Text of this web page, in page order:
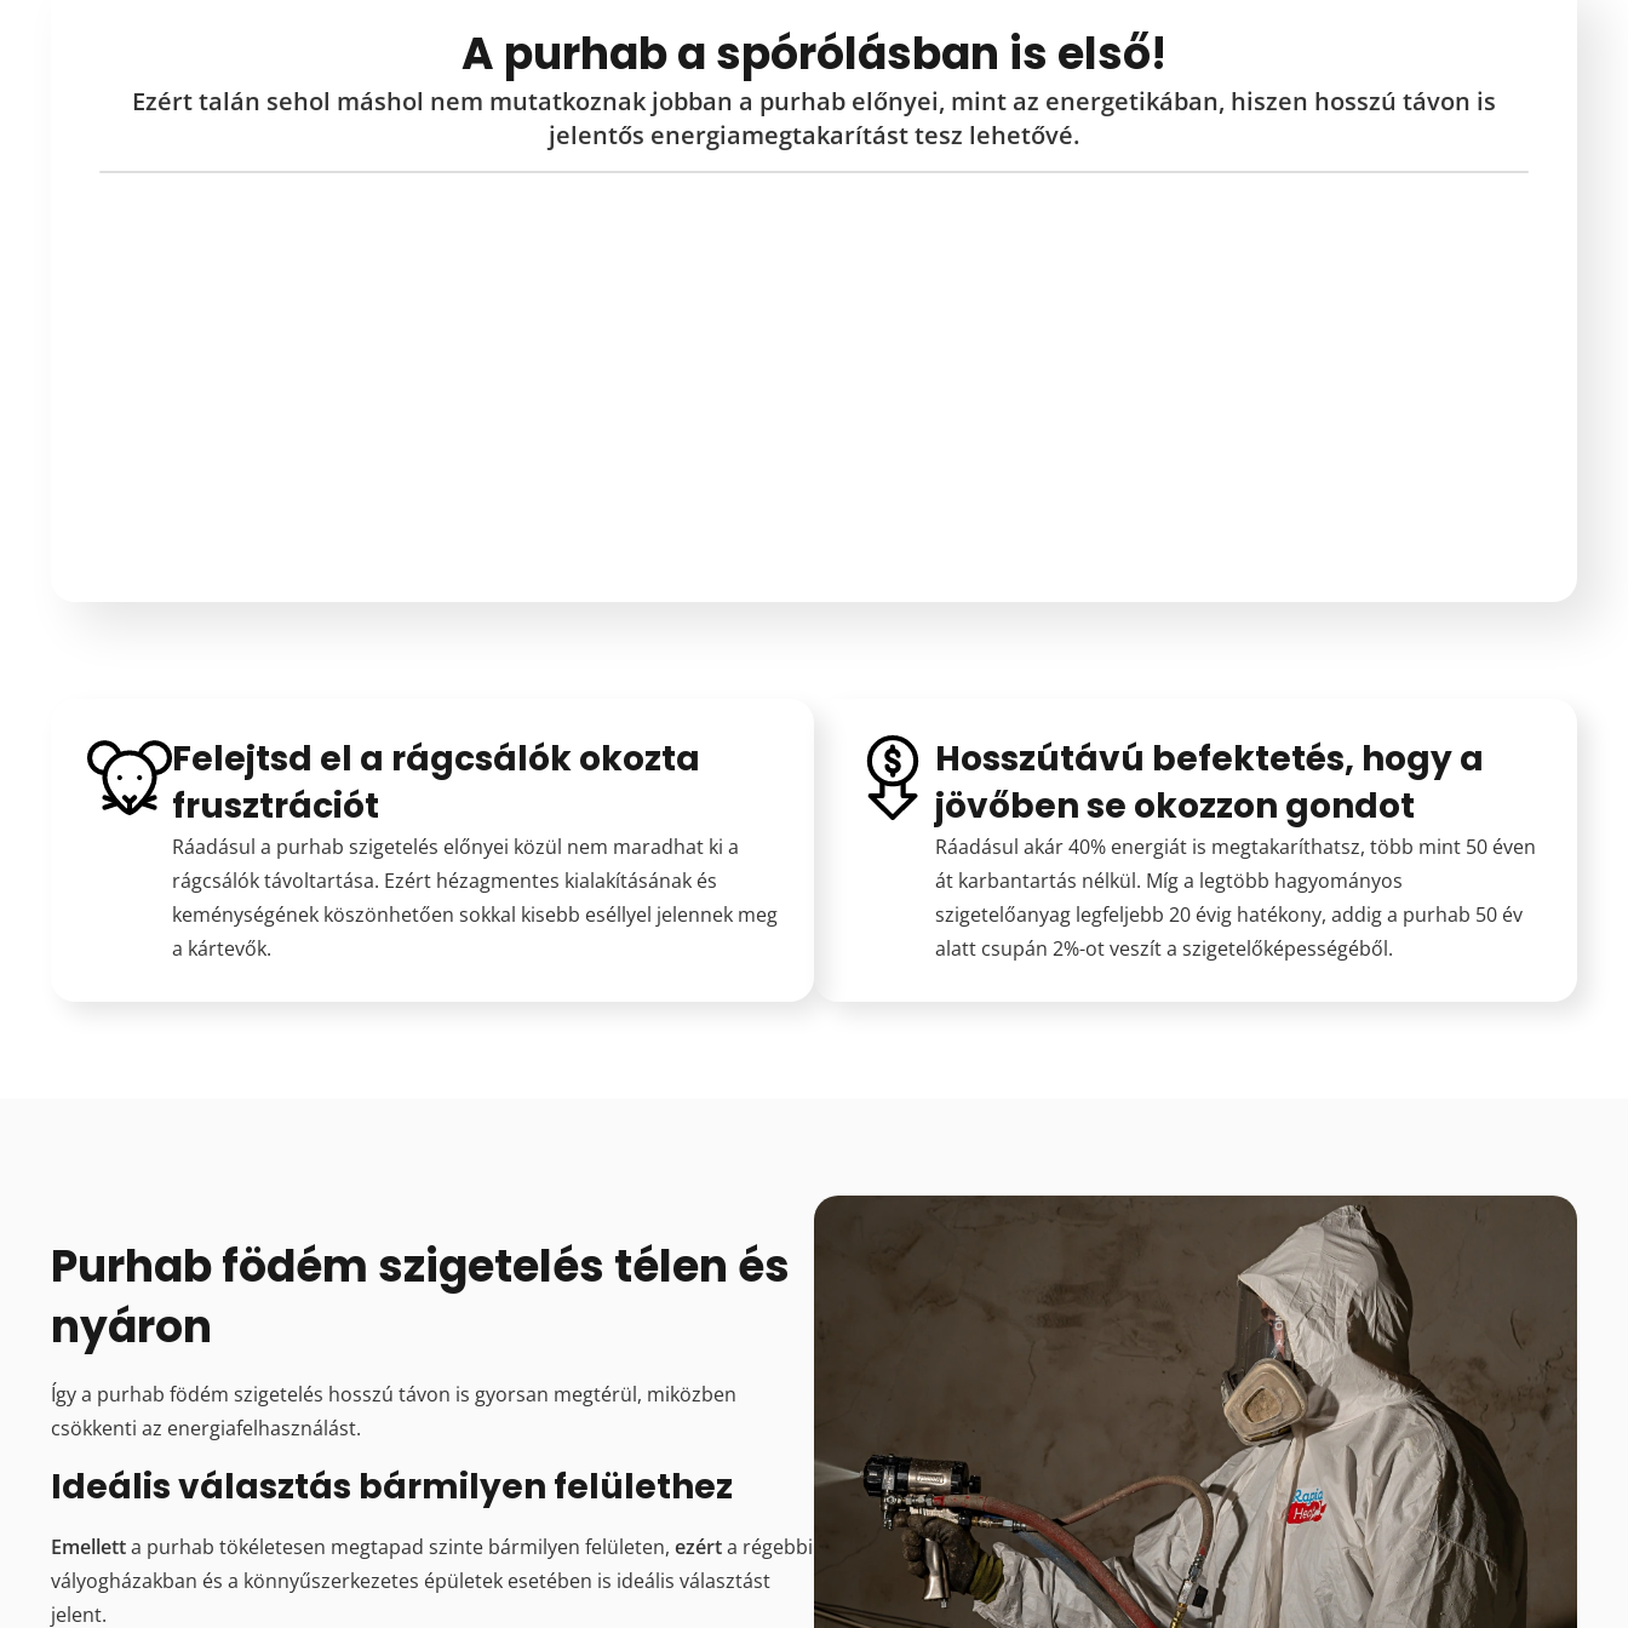
A purhab a spórólásban is első!
Ezérttalán sehol máshol nem mutatkoznak jobban a purhab előnyei, mint az energetikában, hiszen hosszú távon is
jelentős energiamegtakarítást tesz lehetővé.
Felejtsd el a rágcsálók okozta
frusztrációt
Ráadásul a purhab szigetelés előnyei közül nem maradhat ki a
rágcsálók távoltartása. Ezért hézagmentes kialakításának és
keménységének köszönhetően sokkal kisebb eséllyel jelennek meg
a kártevők.
Hosszútávú befektetés, hogy a
jövőben se okozzon gondot
Ráadásul akár 40% energiát is megtakaríthatsz, több mint 50 éven
át karbantartás nélkül. Míg a legtöbb hagyományos
szigetelőanyag legfeljebb 20 évig hatékony, addig a purhab 50 év
alatt csupán 2%-ot veszít a szigetelőképességéből.
Purhab födém szigetelés télen és
nyáron
Így a purhab födém szigetelés hosszú távon is gyorsan megtérül, miközben
csökkenti az energiafelhasználást.
Ideális választás bármilyen felülethez
Emelletta purhab tökéletesen megtapad szinte bármilyen felületen, ezérta régebbi
vályogházakban és a könnyűszerkezetes épületek esetében is ideális választást
jelent.